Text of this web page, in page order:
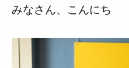
みなさん、こんにち